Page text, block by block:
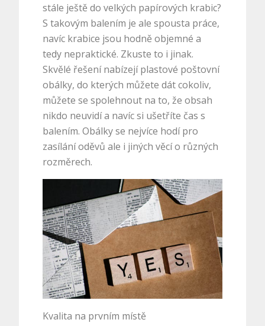
stále ještě do velkých papírových krabic?
S takovým balením je ale spousta práce,
navíc krabice jsou hodně objemné a
tedy nepraktické. Zkuste to i jinak.
Skvělé řešení nabízejí plastové poštovní
obálky, do kterých můžete dát cokoliv,
můžete se spolehnout na to, že obsah
nikdo neuvidí a navíc si ušetříte čas s
balením. Obálky se nejvíce hodí pro
zasílání oděvů ale i jiných věcí o různých
rozměrech.
Kvalita na prvním místě